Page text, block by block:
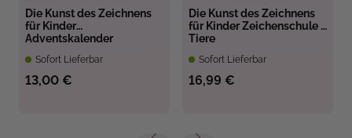
Die Kunst des Zeichnens
für Kinder
Adventskalender
Sofort Lieferbar
13,00 €
Die Kunst des Zeichnens
für Kinder Zeichenschule -
Tiere
Sofort Lieferbar
16,99 €